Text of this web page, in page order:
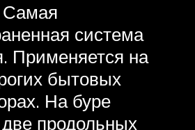
Самая
система
Применяется на
бытовых
На буре
продольных